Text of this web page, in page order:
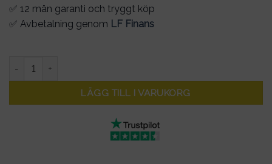
✅ 12 mån garanti och tryggt köp
✅ Avbetalning genom LF Finans
Bromsok semihydraulisk till cykel och elscooter mängd
LÄGG TILL I VARUKORG